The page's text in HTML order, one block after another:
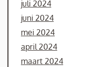
juli 2024
juni 2024
mei 2024
april 2024
maart 2024